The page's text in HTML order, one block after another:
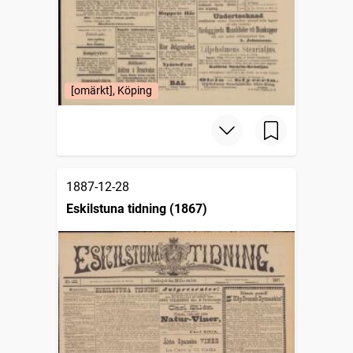
[omärkt], Köping
1887-12-28
Eskilstuna tidning (1867)